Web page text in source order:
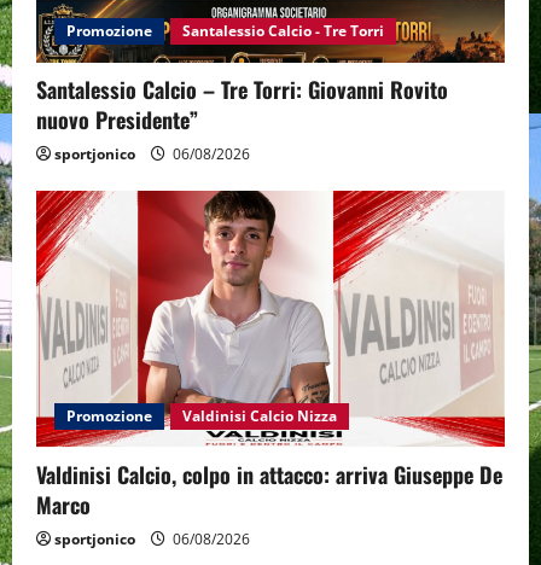
Promozione Santalessio Calcio - Tre Torri
Santalessio Calcio – Tre Torri: Giovanni Rovito
nuovo Presidente”
sportjonico 06/08/2026
Promozione Valdinisi Calcio Nizza
Valdinisi Calcio, colpo in attacco: arriva Giuseppe De
Marco
sportjonico 06/08/2026